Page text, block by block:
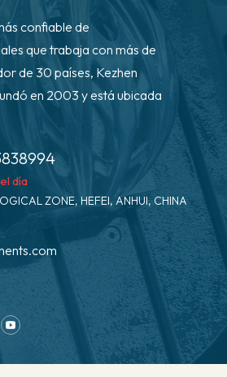
confiable de
que trabaja con más de
de 30 países, Kezhen
en 2003 y está ubicada
día
ZONE, HEFEI, ANHUI, CHINA